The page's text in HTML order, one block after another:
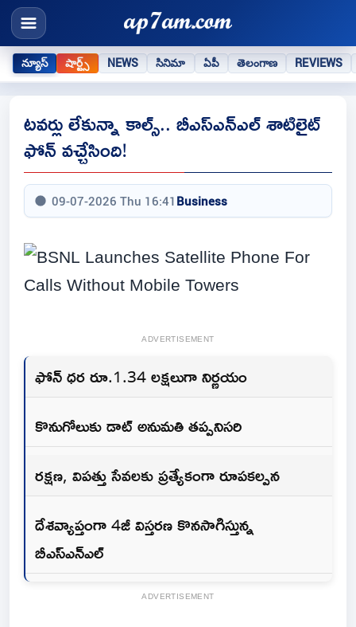
న్యూస్ షార్ట్స్ NEWS సినిమా ఏపీ తెలంగాణ REVIEWS
టవర్లు లేకున్నా కాల్స్‌.. బీఎస్‌ఎన్‌ఎల్‌ శాటిలైట్‌
ఫోన్‌ వచ్చేసింది!
09-07-2026 Thu 16:41 Business
ADVERTISEMENT
ఫోన్‌ ధర రూ.1.34 లక్షలుగా నిర్ణయం
కొనుగోలుకు డాట్‌ అనుమతి తప్పనిసరి
రక్షణ, విపత్తు సేవలకు ప్రత్యేకంగా రూపకల్పన
దేశవ్యాప్తంగా 4జీ విస్తరణ కొనసాగిస్తున్న
బీఎస్‌ఎన్‌ఎల్‌
ADVERTISEMENT